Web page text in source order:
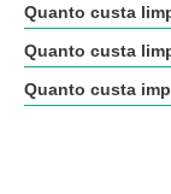
Quanto custa
Quanto custa
Quanto custa